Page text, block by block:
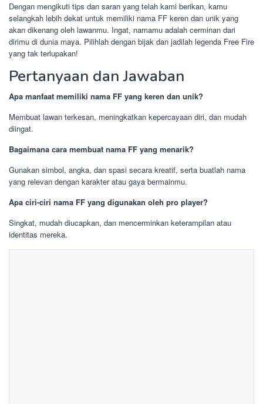
Dengan mengikuti tips dan saran yang telah kami berikan, kamu
selangkah lebih dekat untuk memiliki nama FF keren dan unik yang
akan dikenang oleh lawanmu. Ingat, namamu adalah cerminan dari
dirimu di dunia maya. Pilihlah dengan bijak dan jadilah legenda Free Fire
yang tak terlupakan!
Pertanyaan dan Jawaban
Apa manfaat memiliki nama FF yang keren dan unik?
Membuat lawan terkesan, meningkatkan kepercayaan diri, dan mudah
diingat.
Bagaimana cara membuat nama FF yang menarik?
Gunakan simbol, angka, dan spasi secara kreatif, serta buatlah nama
yang relevan dengan karakter atau gaya bermainmu.
Apa ciri-ciri nama FF yang digunakan oleh pro player?
Singkat, mudah diucapkan, dan mencerminkan keterampilan atau
identitas mereka.